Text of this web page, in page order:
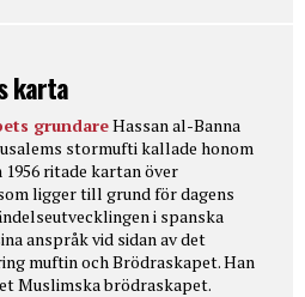
karta
grundareHassan al-Banna
stormufti kallade honom
1956 ritade kartan över
ligger till grund för dagens
i spanska
anspråk vid sidan av det
muftin och Brödraskapet. Han
Muslimska brödraskapet.